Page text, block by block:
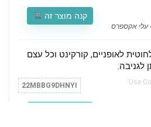
קנה מוצר זה
לאופניים, קורקינט וכל עצם
לגניבה.
Use
22MBBG9DHNYI